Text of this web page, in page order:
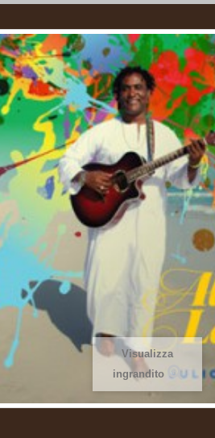
Visualizza
ingrandito